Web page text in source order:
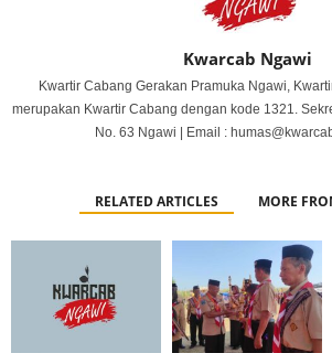
Kwarcab Ngawi
Kwartir Cabang Gerakan Pramuka Ngawi,
merupakan Kwartir Cabang dengan kode 1321.
No. 63 Ngawi | Email :
RELATED ARTICLES MORE